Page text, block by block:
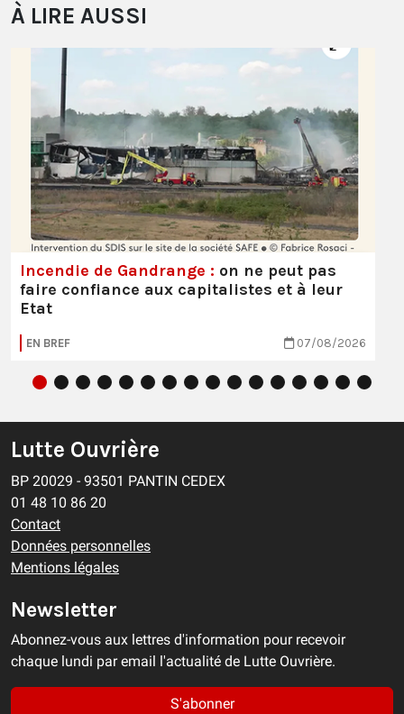
À LIRE AUSSI
Incendie de Gandrange : on ne peut pas
faire confiance aux capitalistes et à leur
Etat
EN BREF 07/08/2026
Lutte Ouvrière
BP 20029 - 93501 PANTIN CEDEX
01 48 10 86 20
Contact
Données personnelles
Mentions légales
Newsletter
Abonnez-vous aux lettres d'information pour recevoir
chaque lundi par email l'actualité de Lutte Ouvrière.
S'abonner